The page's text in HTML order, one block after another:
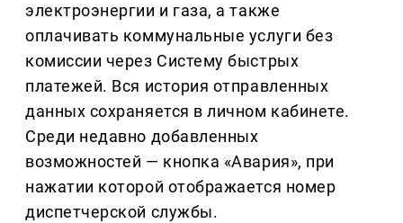
электроэнергии и газа, а также
оплачивать коммунальные услуги без
комиссии через Систему быстрых
платежей. Вся история отправленных
данных сохраняется в личном кабинете.
Среди недавно добавленных
возможностей — кнопка «Авария», при
нажатии которой отображается номер
диспетчерской службы.